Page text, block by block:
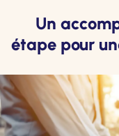
Un
étape pour